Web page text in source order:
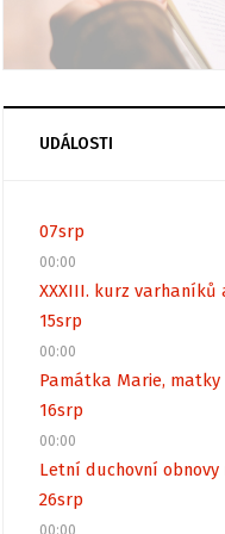
UDÁLOSTI
07srp
00:00
XXXIII. kurz varhaníků
15srp
00:00
Památka Marie, matky
16srp
00:00
Letní duchovní obnovy
26srp
00:00